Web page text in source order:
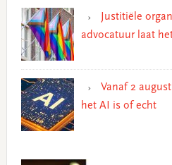
Justitiële
advocatuur laat
Vanaf 2
het AI is of echt